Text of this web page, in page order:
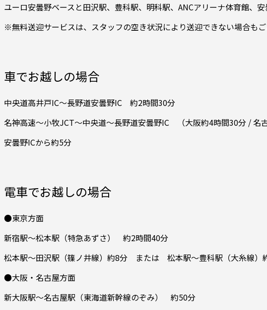
ユーロ安曇野ベースと田沢駅、豊科駅、明科駅、ANCアリーナ体育館、
※無料送迎サービスは、スタッフの空き状況により送迎できない場合もご
車でお越しの場合
中央道高井戸IC～長野道安曇野IC 約2時間30分
名神高速～小牧JCT～中央道～長野道安曇野IC （大阪約4時間30分 / 名
安曇野ICから約5分
電車でお越しの場合
●東京方面
新宿駅～松本駅（特急あずさ） 約2時間40分
松本駅～田沢駅（篠ノ井線）約8分 または 松本駅～豊科駅（大糸線）
●大阪・名古屋方面
新大阪駅～名古屋駅（東海道新幹線のぞみ） 約50分